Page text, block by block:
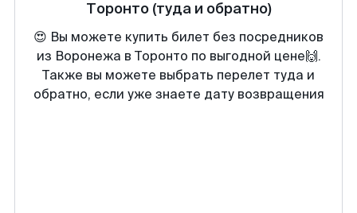
Торонто (туда и обратно)
😍 Вы можете купить билет без посредников
из Воронежа в Торонто по выгодной цене🙌.
Также вы можете выбрать перелет туда и
обратно, если уже знаете дату возвращения